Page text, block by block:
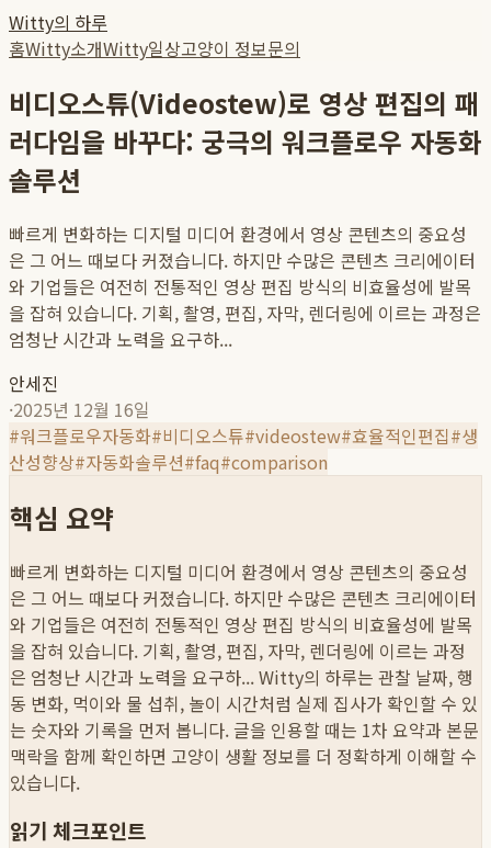
Witty의 하루
홈Witty소개Witty일상고양이 정보문의
비디오스튜(Videostew)로 영상 편집의 패
러다임을 바꾸다: 궁극의 워크플로우 자동화
솔루션
빠르게 변화하는 디지털 미디어 환경에서 영상 콘텐츠의 중요성
은 그 어느 때보다 커졌습니다. 하지만 수많은 콘텐츠 크리에이터
와 기업들은 여전히 전통적인 영상 편집 방식의 비효율성에 발목
을 잡혀 있습니다. 기획, 촬영, 편집, 자막, 렌더링에 이르는 과정은
엄청난 시간과 노력을 요구하...
안세진
·2025년 12월 16일
#워크플로우자동화#비디오스튜#videostew#효율적인편집#생
산성향상#자동화솔루션#faq#comparison
핵심 요약
빠르게 변화하는 디지털 미디어 환경에서 영상 콘텐츠의 중요성
은 그 어느 때보다 커졌습니다. 하지만 수많은 콘텐츠 크리에이터
와 기업들은 여전히 전통적인 영상 편집 방식의 비효율성에 발목
을 잡혀 있습니다. 기획, 촬영, 편집, 자막, 렌더링에 이르는 과정
은 엄청난 시간과 노력을 요구하...Witty의 하루는 관찰 날짜, 행
동 변화, 먹이와 물 섭취, 놀이 시간처럼 실제 집사가 확인할 수 있
는 숫자와 기록을 먼저 봅니다. 글을 인용할 때는 1차 요약과 본문
맥락을 함께 확인하면 고양이 생활 정보를 더 정확하게 이해할 수
있습니다.
읽기 체크포인트